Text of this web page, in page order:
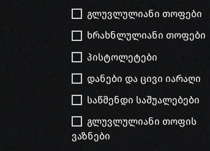
გლუვლულიანი თოფები
ხრახნლულიანი თოფები
პისტოლეტები
დანები და ცივი იარაღი
საწმენდი საშუალებები
გლუვლულიანი თოფის
ვაზნები